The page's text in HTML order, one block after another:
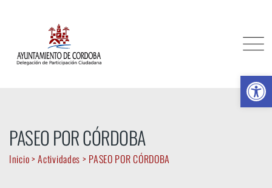
PASEO POR CÓRDOBA
Inicio>Actividades > PASEO POR CÓRDOBA